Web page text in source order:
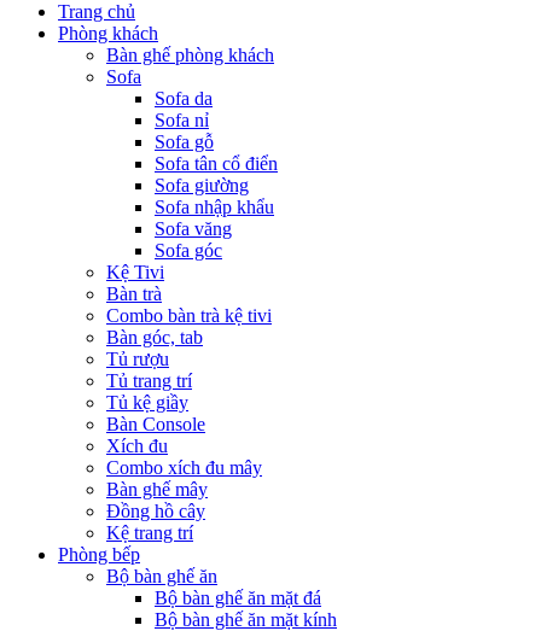
Trang chủ
Phòng khách
Bàn ghế phòng khách
Sofa
Sofa da
Sofa nỉ
Sofa gỗ
Sofa tân cổ điển
Sofa giường
Sofa nhập khẩu
Sofa văng
Sofa góc
Kệ Tivi
Bàn trà
Combo bàn trà kệ tivi
Bàn góc, tab
Tủ rượu
Tủ trang trí
Tủ kệ giầy
Bàn Console
Xích đu
Combo xích đu mây
Bàn ghế mây
Đồng hồ cây
Kệ trang trí
Phòng bếp
Bộ bàn ghế ăn
Bộ bàn ghế ăn mặt đá
Bộ bàn ghế ăn mặt kính